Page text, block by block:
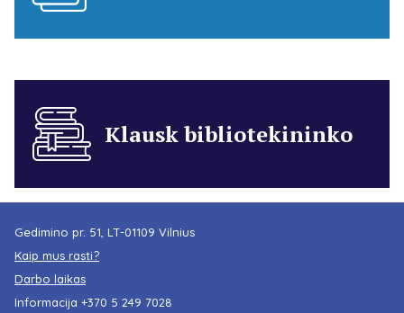
Klausk bibliotekininko
Gedimino pr. 51, LT-01109 Vilnius
Kaip mus rasti?
Darbo laikas
Informacija +370 5 249 7028